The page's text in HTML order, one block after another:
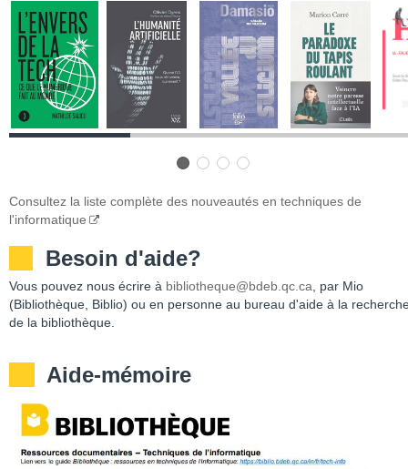
Consultez la liste complète des nouveautés en techniques de
l'informatique
Besoin d'aide?
Vous pouvez nous écrire à bibliotheque@bdeb.qc.ca , par Mio
(Bibliothèque, Biblio) ou en personne au bureau d'aide à la
de la bibliothèque.
Aide-mémoire